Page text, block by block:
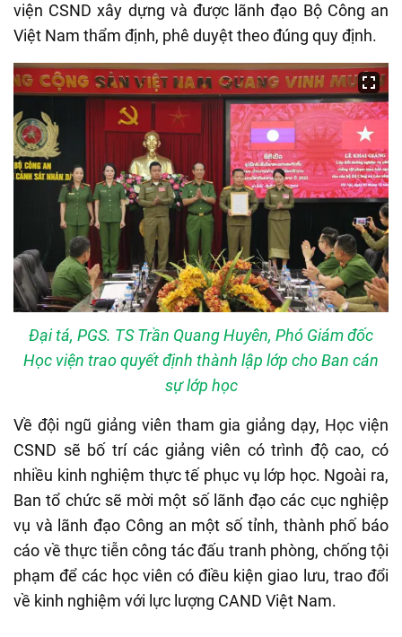
viện CSND xây dựng và được lãnh đạo Bộ Công an
Việt Nam thẩm định, phê duyệt theo đúng quy định.
Đại tá, PGS. TS Trần Quang Huyên, Phó Giám đốc
Học viện trao quyết định thành lập lớp cho Ban cán
sự lớp học
Về đội ngũ giảng viên tham gia giảng dạy, Học viện
CSND sẽ bố trí các giảng viên có trình độ cao, có
nhiều kinh nghiệm thực tế phục vụ lớp học. Ngoài ra,
Ban tổ chức sẽ mời một số lãnh đạo các cục nghiệp
vụ và lãnh đạo Công an một số tỉnh, thành phố báo
cáo về thực tiễn công tác đấu tranh phòng, chống tội
phạm để các học viên có điều kiện giao lưu, trao đổi
về kinh nghiệm với lực lượng CAND Việt Nam.